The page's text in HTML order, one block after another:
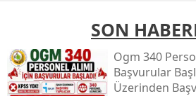
SON
Ogm 340
Başvurular
Üzerinden